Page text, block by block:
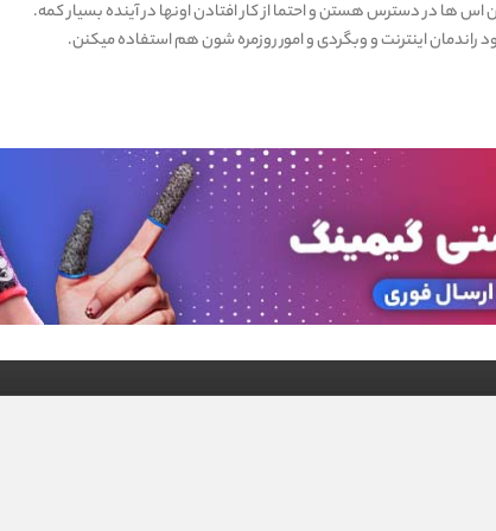
ها در دسترس هستن و احتما از کار افتادن اونها در آینده بسیار کمه.
راندمان اینترنت و وبگردی و امور روزمره شون هم استفاده میکنن.